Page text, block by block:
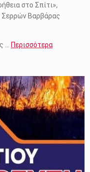
στο Σπίτι»,
Σερρών Βαρβάρας
… Περισσότερα